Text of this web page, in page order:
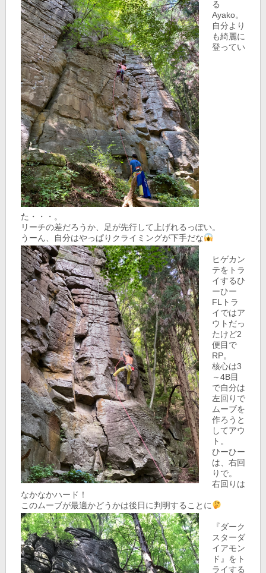
る
Ayako。
自分より
も綺麗に
登ってい
た・・・。
リーチの差だろうか、足が先行して上げれるっぽい。
うーん、自分はやっぱりクライミングが下手だな
ヒゲカン
テをトラ
イするひ
ーひー
FLトラ
イではア
ウトだっ
たけど2
便目で
RP。
核心は3
～4B目
で自分は
左回りで
ムーブを
作ろうと
してアウ
ト。
ひーひー
は、右回
りで。
右回りは
なかなかハード！
このムーブが最適かどうかは後日に判明することに
『ダーク
スターダ
イアモン
ド』をト
ライする